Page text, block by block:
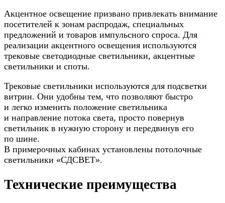
Акцентное освещение призвано привлекать внимание
посетителей к зонам распродаж, специальных
предложений и товаров импульсного спроса. Для
реализации акцентного освещения используются
трековые светодиодные светильники, акцентные
светильники и споты.
Трековые светильники используются для подсветки
витрин. Они удобны тем, что позволяют быстро
и легко изменить положение светильника
и направление потока света, просто повернув
светильник в нужную сторону и передвинув его
по шине.
В примерочных кабинах установлены потолочные
светильники «СДСВЕТ».
Технические преимущества